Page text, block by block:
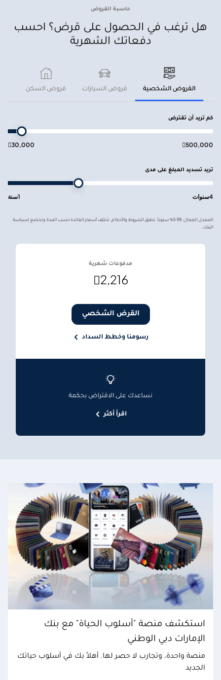
حاسبة القروض
هل ترغب في الحصول على قرض؟ احسب
دفعاتك الشهرية
القروض الشخصية قروض السيارات قروض السكن
كم تريد أن تقترض
30,000 500,000
تريد تسديد المبلغ على مدى
1سنة 4سنوات
المعدل الفعال: 5.99% سنوياً. تطبق الشروط والأحكام. تختلف أسعار الفائدة حسب المدة وتخضع لسياسة
البنك.
مدفوعات شهرية
2,216
القرض الشخصي
رسومنا وخطط السداد
نساعدك على الاقتراض بحكمة
اقرأ أكثر
استكشف منصة "أسلوب الحياة" مع بنك
الإمارات دبي الوطني
منصة واحدة، وتجارب لا حصر لها. أهلاً بك في أسلوب حياتك
الجديد